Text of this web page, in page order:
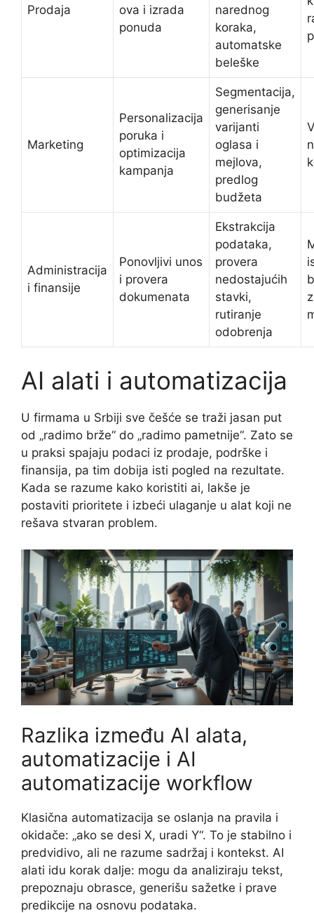
Prodaja
ova i izrada
ponuda
narednog
koraka,
automatske
beleške
Marketing
Personalizacija
poruka i
optimizacija
kampanja
Segmentacija,
generisanje
varijanti
oglasa i
mejlova,
predlog
budžeta
Administracija
i finansije
Ponovljivi unos
i provera
dokumenata
Ekstrakcija
podataka,
provera
nedostajućih
stavki,
rutiranje
odobrenja
AI alati i automatizacija
U firmama u Srbiji sve češće se traži jasan put
od „radimo brže“ do „radimo pametnije“. Zato se
u praksi spajaju podaci iz prodaje, podrške i
finansija, pa tim dobija isti pogled na rezultate.
Kada se razume kako koristiti ai, lakše je
postaviti prioritete i izbeći ulaganje u alat koji ne
rešava stvaran problem.
Razlika između AI alata,
automatizacije i AI
automatizacije workflow
Klasična automatizacija se oslanja na pravila i
okidače: „ako se desi X, uradi Y“. To je stabilno i
predvidivo, ali ne razume sadržaj i kontekst. AI
alati idu korak dalje: mogu da analiziraju tekst,
prepoznaju obrasce, generišu sažetke i prave
predikcije na osnovu podataka.